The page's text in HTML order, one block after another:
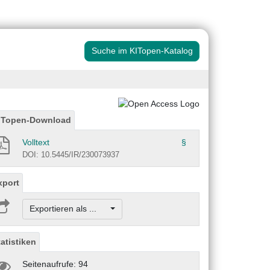
Suche im KITopen-Katalog
Download
Volltext §
DOI: 10.5445/IR/230073937
Exportieren als ...
Seitenaufrufe: 94